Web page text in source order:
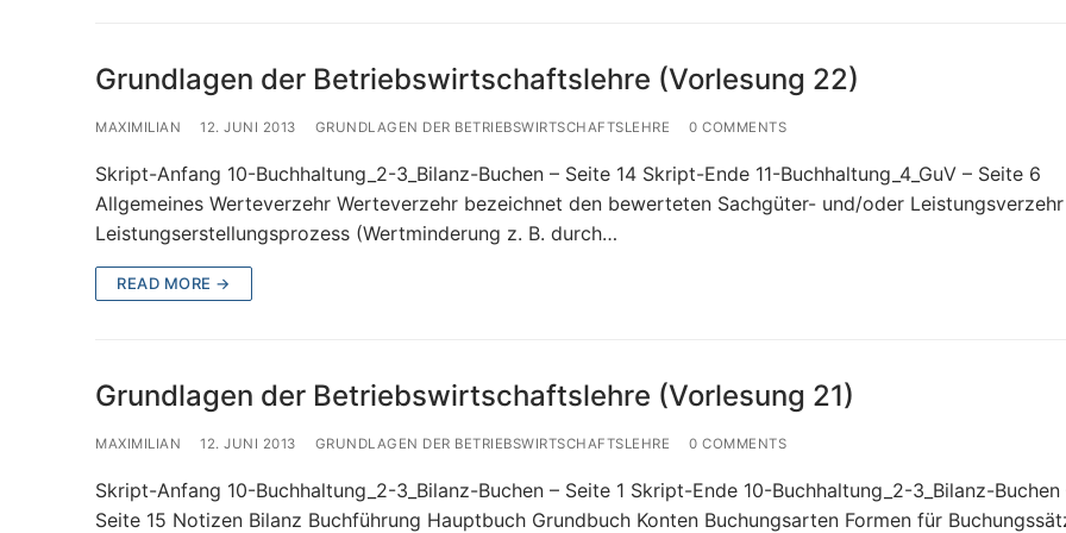
Grundlagen der Betriebswirtschaftslehre (Vorlesung 22)
MAXIMILIAN 12. JUNI 2013 GRUNDLAGEN DER BETRIEBSWIRTSCHAFTSLEHRE 0 COMMENTS
Skript-Anfang 10-Buchhaltung_2-3_Bilanz-Buchen – Seite 14 Skript-Ende 11-Buchhaltung_4_GuV – Seite 6
Allgemeines Werteverzehr Werteverzehr bezeichnet den bewerteten Sachgüter- und/oder
Leistungserstellungsprozess (Wertminderung z. B. durch…
READ MORE →
Grundlagen der Betriebswirtschaftslehre (Vorlesung 21)
MAXIMILIAN 12. JUNI 2013 GRUNDLAGEN DER BETRIEBSWIRTSCHAFTSLEHRE 0 COMMENTS
Skript-Anfang 10-Buchhaltung_2-3_Bilanz-Buchen – Seite 1 Skript-Ende 10-Buchhaltung_2-3_Bilanz-Buchen
Seite 15 Notizen Bilanz Buchführung Hauptbuch Grundbuch Konten Buchungsarten Formen für